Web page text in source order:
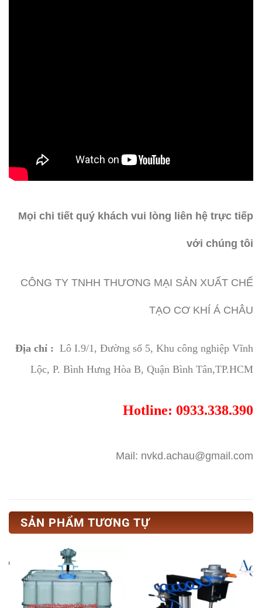
Mọi chi tiết quý khách vui lòng liên hệ trực tiếp
với chúng tôi
CÔNG TY TNHH THƯƠNG MẠI SẢN XUẤT CHẾ
TẠO CƠ KHÍ Á CHÂU
Địa chỉ : Lô I.9/1, Đường số 5, Khu công nghiệp Vĩnh
Lộc, P. Bình Hưng Hòa B, Quận Bình Tân,TP.HCM
Hotline: 0933.338.390
Mail: nvkd.achau@gmail.com
SẢN PHẨM TƯƠNG TỰ